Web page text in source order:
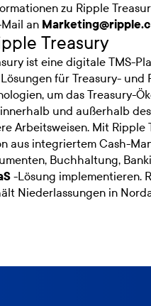
zu Ripple
an
Treasury
ist eine digitale TMS-
für Treasury- und
um das Treasury-
und außerhalb
Arbeitsweisen. Mit Ripple
aus integriertem Cash-
Buchhaltung,
-Lösung implementieren.
Niederlassungen in